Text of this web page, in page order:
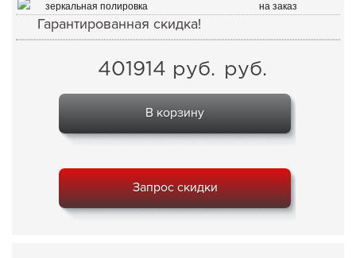
зеркальная полировка на заказ
Гарантированная скидка!
401914 руб. руб.
В корзину
Запрос скидки